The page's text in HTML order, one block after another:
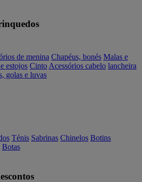
de menina Chapéus, bonés Malas e
estojos Cinto Acessórios cabelo lancheira
golas e luvas
Ténis Sabrinas Chinelos Botins
Botas